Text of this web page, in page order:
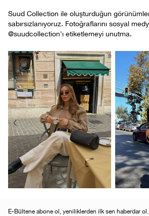
Suud Collection ile oluşturduğun
sabırsızlanıyoruz. Fotoğraflarını sosyal
@suudcollection'ı etiketlemeyi unutma.
E-Bültene abone ol, yeniliklerden ilk sen haberdar ol.